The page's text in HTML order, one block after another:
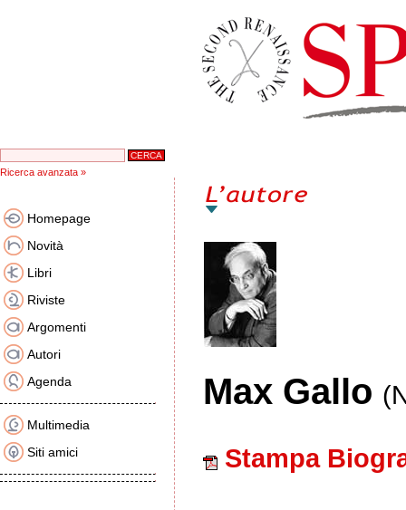
Ricerca avanzata »
Homepage
Novità
Libri
Riviste
Argomenti
Autori
Agenda
Multimedia
Siti amici
Max Gallo
Stampa